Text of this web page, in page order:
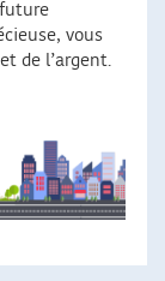
vous
de l’argent.